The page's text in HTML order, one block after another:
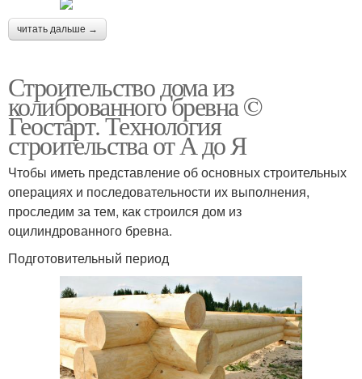
читать дальше →
Строительство дома из
колиброванного бревна ©
Геостарт. Технология
строительства от А до Я
Чтобы иметь представление об основных строительных
операциях и последовательности их выполнения,
проследим за тем, как строился дом из
оцилиндрованного бревна.
Подготовительный период